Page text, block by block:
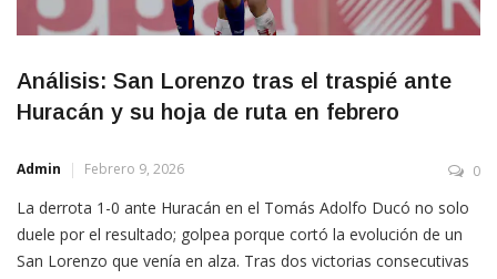
Análisis: San Lorenzo tras el traspié ante
Huracán y su hoja de ruta en febrero
Admin Febrero 9, 2026 0
La derrota 1-0 ante Huracán en el Tomás Adolfo Ducó no solo
duele por el resultado; golpea porque cortó la evolución de un
San Lorenzo que venía en alza. Tras dos victorias consecutivas